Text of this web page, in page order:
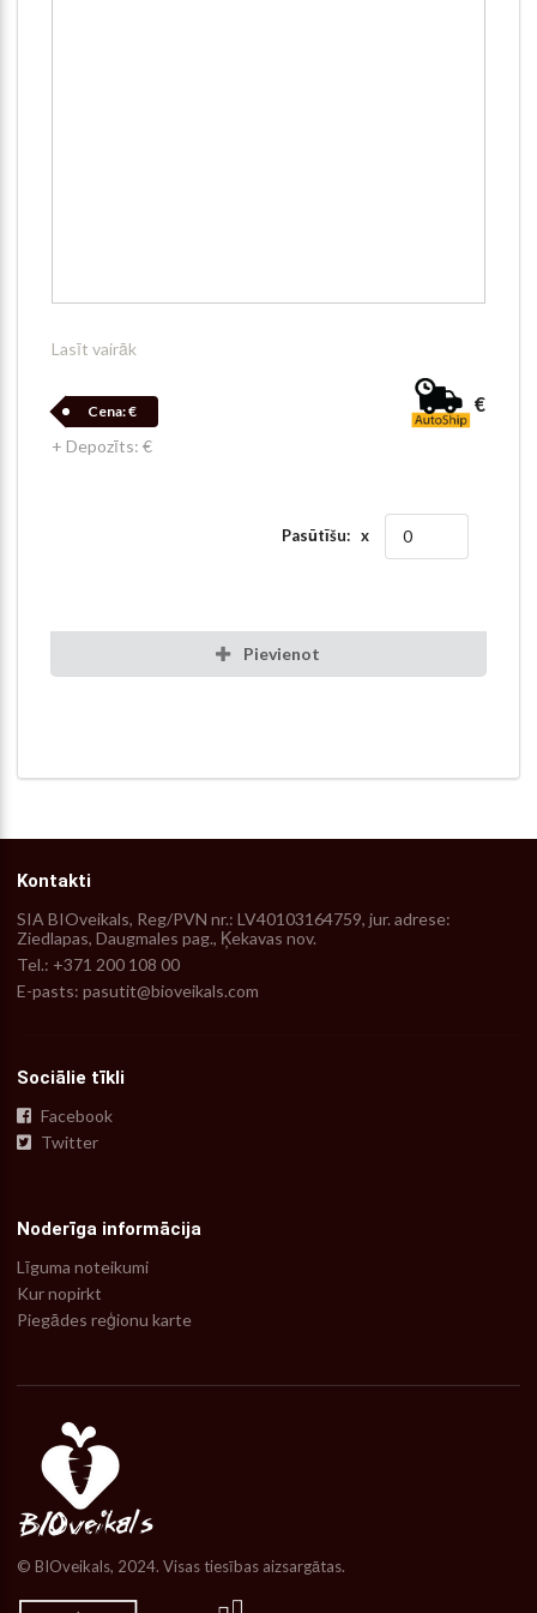
Lasīt vairāk
Cena:€ €
+ Depozīts: €
Pasūtīšu: x
Pievienot
Kontakti
SIA BIOveikals, Reg/PVN nr.: LV40103164759, jur. adrese:
Ziedlapas, Daugmales pag., Ķekavas nov.
Tel.: +371 200 108 00
E-pasts: pasutit@bioveikals.com
Sociālie tīkli
Facebook
Twitter
Noderīga informācija
Līguma noteikumi
Kur nopirkt
Piegādes reģionu karte
© BIOveikals, 2024. Visas tiesības aizsargātas.